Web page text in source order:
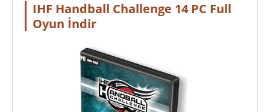
IHF Handball Challenge 14 PC Full
Oyun İndir